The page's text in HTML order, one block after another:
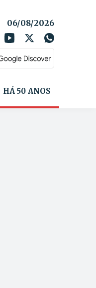
06/08/2026
HÁ 50 ANOS